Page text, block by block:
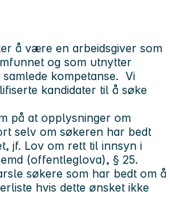
å være en arbeidsgiver som
og som utnytter
kompetanse. Vi
kandidater til å søke
på at opplysninger om
selv om søkeren har bedt
jf. Lov om rett til innsyn i
(offentleglova), § 25.
søkere som har bedt om å
hvis dette ønsket ikke